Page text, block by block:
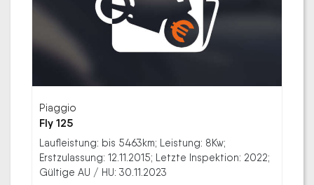
Piaggio
Fly 125
Laufleistung: bis 5463km; Leistung: 8Kw;
Erstzulassung: 12.11.2015; Letzte Inspektion: 2022;
Gültige AU / HU: 30.11.2023